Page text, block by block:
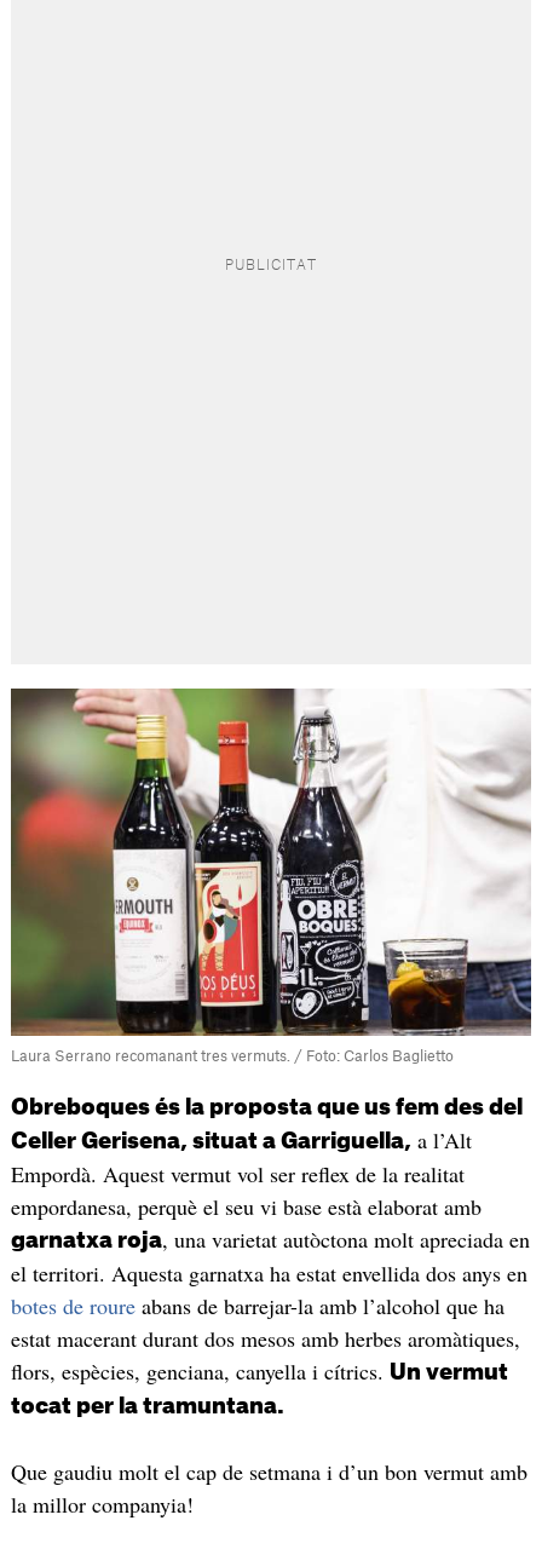
Laura Serrano recomanant tres vermuts. / Foto: Carlos Baglietto
Obreboques és la proposta que us fem des del
Celler Gerisena, situat a Garriguella, a l’Alt
Empordà. Aquest vermut vol ser reflex de la realitat
empordanesa, perquè el seu vi base està elaborat amb
garnatxa roja, una varietat autòctona molt apreciada en
el territori. Aquesta garnatxa ha estat envellida dos anys en
botes de roureabans de barrejar-la amb l’alcohol que ha
estat macerant durant dos mesos amb herbes aromàtiques,
flors, espècies, genciana, canyella i cítrics. Un vermut
tocat per la tramuntana.
Que gaudiu molt el cap de setmana i d’un bon vermut amb
la millor companyia!